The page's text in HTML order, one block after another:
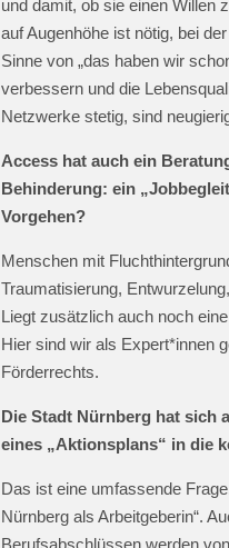
und damit, ob sie einen Willen
auf Augenhöhe ist nötig, bei
Sinne von „das haben wir
verbessern und die
Netzwerke stetig, sind
Access hat auch ein
Behinderung: ein
Vorgehen?
Menschen mit
Traumatisierung,
Liegt zusätzlich auch noch
Hier sind wir als Expert*innen
Förderrechts.
Die Stadt Nürnberg hat sich
eines „Aktionsplans“ in die
Das ist eine umfassende
Nürnberg als Arbeitgeberin“.
Berufsabschlüssen werden